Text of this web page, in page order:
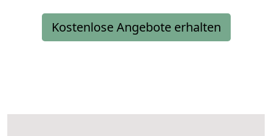
Kostenlose Angebote erhalten